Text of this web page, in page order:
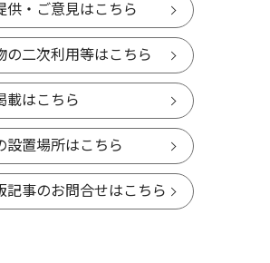
供・ご意見はこちら
の二次利用等はこちら
載はこちら
設置場所はこちら
記事のお問合せはこちら